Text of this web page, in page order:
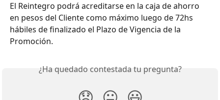
El Reintegro podrá acreditarse en la caja de ahorro
en pesos del Cliente como máximo luego de 72hs
hábiles de finalizado el Plazo de Vigencia de la
Promoción.
¿Ha quedado contestada tu pregunta?